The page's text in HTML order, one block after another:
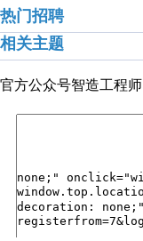
热门招聘
相关主题
官方公众号智造工程师